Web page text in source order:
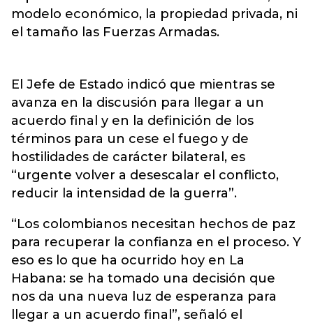
modelo económico, la propiedad privada, ni
el tamaño las Fuerzas Armadas.
El Jefe de Estado indicó que mientras se
avanza en la discusión para llegar a un
acuerdo final y en la definición de los
términos para un cese el fuego y de
hostilidades de carácter bilateral, es
“urgente volver a desescalar el conflicto,
reducir la intensidad de la guerra”.
“Los colombianos necesitan hechos de paz
para recuperar la confianza en el proceso. Y
eso es lo que ha ocurrido hoy en La
Habana: se ha tomado una decisión que
nos da una nueva luz de esperanza para
llegar a un acuerdo final”, señaló el